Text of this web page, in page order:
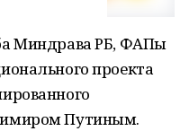
Миндрава РБ, ФАПы
проекта
Путиным.